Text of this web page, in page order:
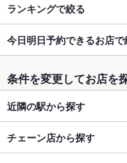
ランキングで絞る
今日明日予約できるお店で
条件を変更してお店を
近隣の駅から探す
チェーン店から探す